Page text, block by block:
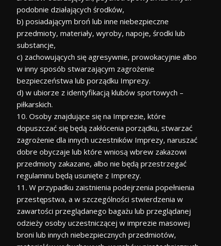
podobnie działających środków,
b) posiadającym broń lub inne niebezpieczne
przedmioty, materiały, wyroby, napoje, środki lub
substancje,
c) zachowujących się agresywnie, prowokacyjnie albo
w inny sposób stwarzającym zagrożenie
bezpieczeństwa lub porządku Imprezy.
d) w ubiorze z identyfikacją klubów sportowych –
piłkarskich.
10. Osoby znajdujące się na Imprezie, które
dopuszczać się będą zakłócenia porządku, stwarzać
zagrożenie dla innych uczestników Imprezy, naruszać
dobre obyczaje lub które wniosą wbrew zakazowi
przedmioty zakazane, albo nie będą przestrzegać
regulaminu będą usunięte z Imprezy.
11. W przypadku zaistnienia podejrzenia popełnienia
przestępstwa, a w szczególności stwierdzenia w
zawartości przeglądanego bagażu lub przeglądanej
odzieży osoby uczestniczącej w imprezie masowej
broni lub innych niebezpiecznych przedmiotów,